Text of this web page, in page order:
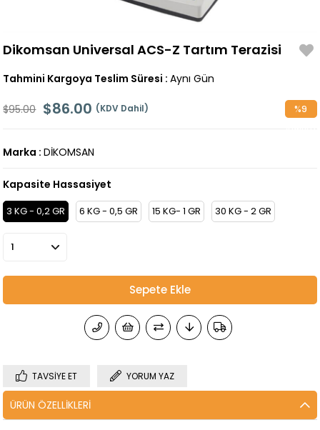
Dikomsan Universal ACS-Z Tartım Terazisi
Tahmini Kargoya Teslim Süresi : Aynı Gün
$95.00 $86.00 (KDV Dahil) %9
Marka : DİKOMSAN
Kapasite Hassasiyet
3 KG - 0,2 GR 6 KG - 0,5 GR 15 KG- 1 GR 30 KG - 2 GR
TAVSIYE ET YORUM YAZ
ÜRÜN ÖZELLIKLERI